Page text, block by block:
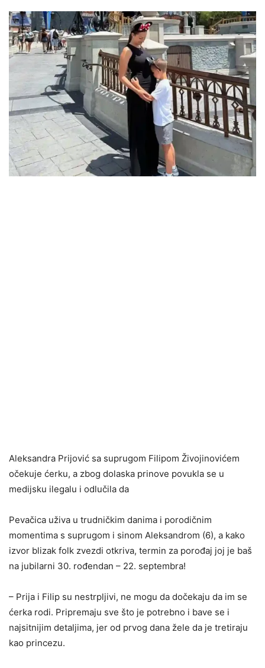
Aleksandra Prijović sa suprugom Filipom Živojinovićem
očekuje ćerku, a zbog dolaska prinove povukla se u
medijsku ilegalu i odlučila da
Pevačica uživa u trudničkim danima i porodičnim
momentima s suprugom i sinom Aleksandrom (6), a kako
izvor blizak folk zvezdi otkriva, termin za porođaj joj je baš
na jubilarni 30. rođendan – 22. septembra!
– Prija i Filip su nestrpljivi, ne mogu da dočekaju da im se
ćerka rodi. Pripremaju sve što je potrebno i bave se i
najsitnijim detaljima, jer od prvog dana žele da je tretiraju
kao princezu.